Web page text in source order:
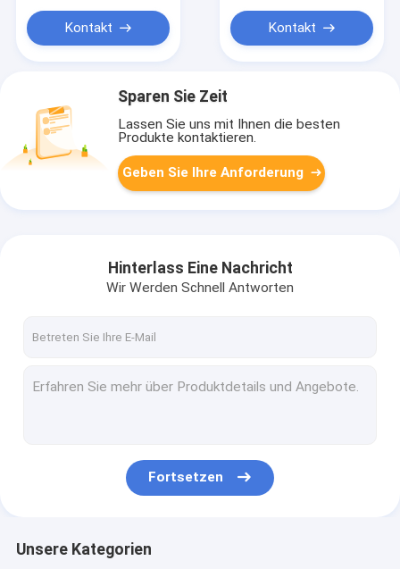
Kontakt Kontakt
Sparen Sie Zeit
Lassen Sie uns mit Ihnen die besten
Produkte kontaktieren.
Geben Sie Ihre Anforderung
Hinterlass Eine Nachricht
Wir Werden Schnell Antworten
Fortsetzen
Unsere Kategorien